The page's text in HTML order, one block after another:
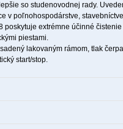
so studenovodnej rady.
v poľnohospodárstve,
poskytuje extrémne účinné
piestami.
lakovaným rámom, tlak
start/stop.